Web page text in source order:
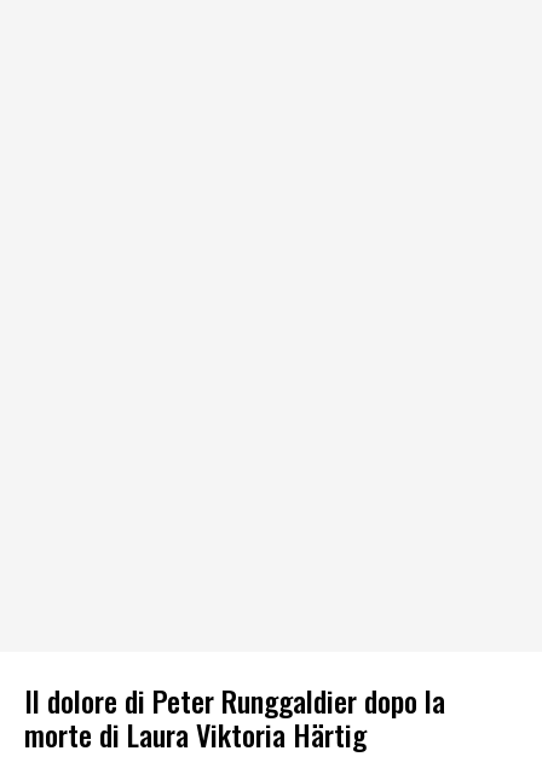
Il dolore di Peter Runggaldier dopo la
morte di Laura Viktoria Härtig